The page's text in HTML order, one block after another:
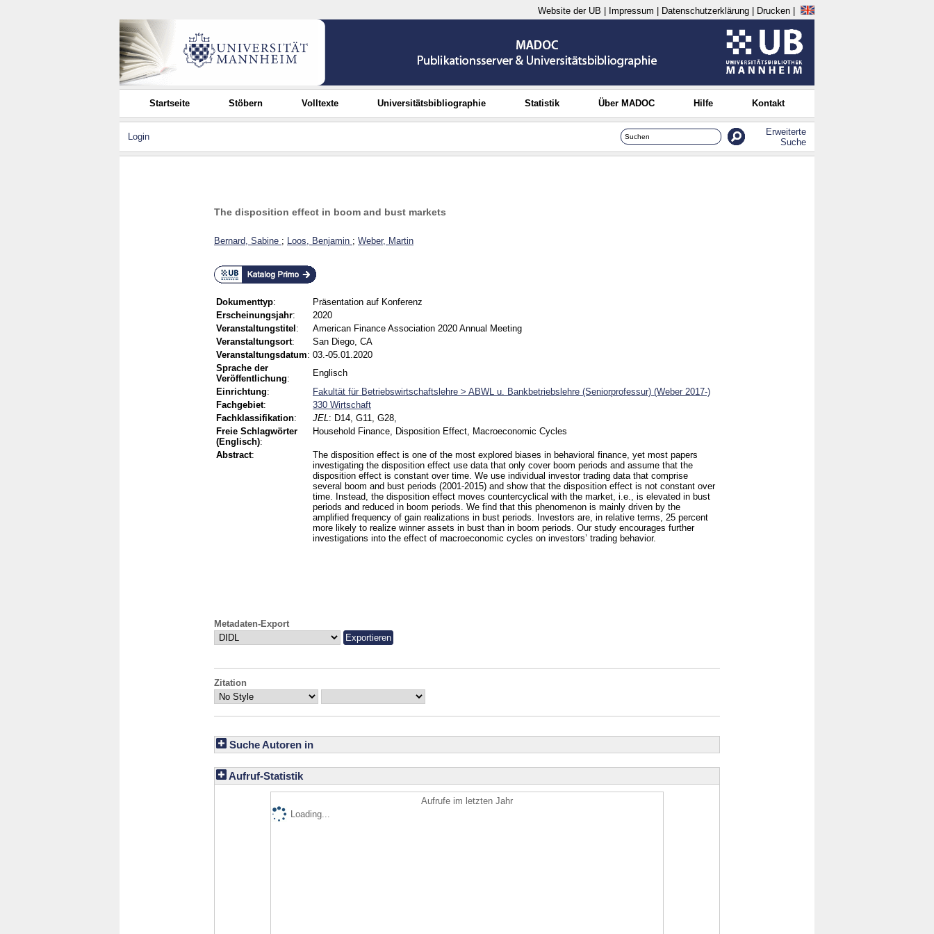
Website der UB Impressum Datenschutzerklärung Drucken
Startseite Stöbern Volltexte Universitätsbibliographie Statistik Über MADOC Hilfe Kontakt
Login
Erweiterte
Suche
The disposition effect in boom and bust markets
Bernard, Sabine ; Loos, Benjamin ; Weber, Martin
Dokumenttyp:
Präsentation auf Konferenz
Erscheinungsjahr:
2020
Veranstaltungstitel :
American Finance Association 2020 Annual Meeting
Veranstaltungsort:
San Diego, CA
Veranstaltungsdatum: 03.-05.01.2020
Sprache der
Veröffentlichung:
Englisch
Einrichtung:
Fakultät für Betriebswirtschaftslehre > ABWL u. Bankbetriebslehre (Seniorprofessur) (Weber 2017-)
Fachgebiet:
330 Wirtschaft
Fachklassifikation: JEL: D14, G11, G28,
Freie Schlagwörter
(Englisch):
Household Finance, Disposition Effect, Macroeconomic Cycles
Abstract:
The disposition effect is one of the most explored biases in behavioral finance, yet most papers
investigating the disposition effect use data that only cover boom periods and assume that the
disposition effect is constant over time. We use individual investor trading data that comprise
several boom and bust periods (2001-2015) and show that the disposition effect is not constant over
time. Instead, the disposition effect moves countercyclical with the market, i.e., is elevated in bust
periods and reduced in boom periods. We find that this phenomenon is mainly driven by the
amplified frequency of gain realizations in bust periods. Investors are, in relative terms, 25 percent
more likely to realize winner assets in bust than in boom periods. Our study encourages further
investigations into the effect of macroeconomic cycles on investors’ trading behavior.
Metadaten-Export
Zitation
Suche Autoren in
Aufruf-Statistik
Aufrufe im letzten Jahr
Loading...